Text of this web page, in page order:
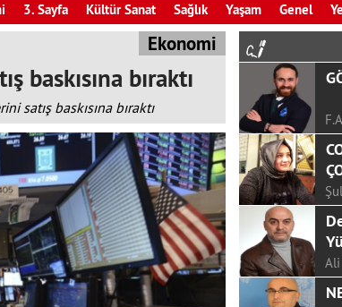
3. Sayfa Kültür Sanat Sağlık Yaşam Genel
Ekonomi
bıraktı
baskısına bıraktı
Ali